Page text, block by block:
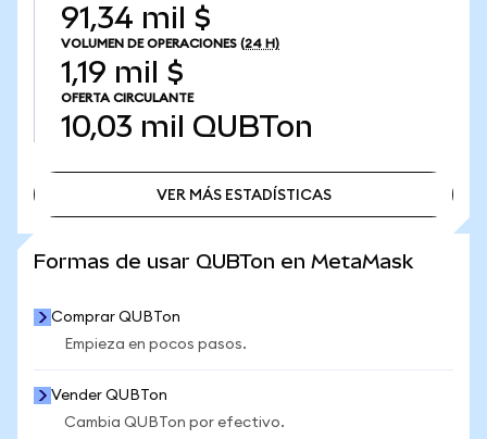
91,34 mil $
VOLUMEN DE OPERACIONES (24 H)
1,19 mil $
OFERTA CIRCULANTE
10,03 mil QUBTon
VER MÁS ESTADÍSTICAS
Formas de usar QUBTon en MetaMask
Comprar QUBTon
Empieza en pocos pasos.
Vender QUBTon
Cambia QUBTon por efectivo.